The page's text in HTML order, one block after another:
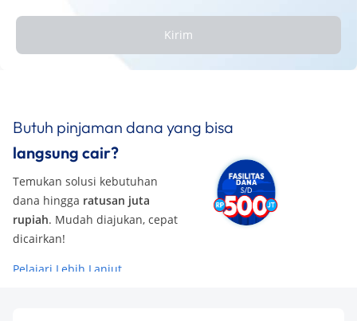
Kirim
Butuh pinjaman dana yang bisa
langsung cair?
Temukan solusi kebutuhan
dana hingga ratusan juta
rupiah. Mudah diajukan, cepat
dicairkan!
Pelajari Lebih Lanjut